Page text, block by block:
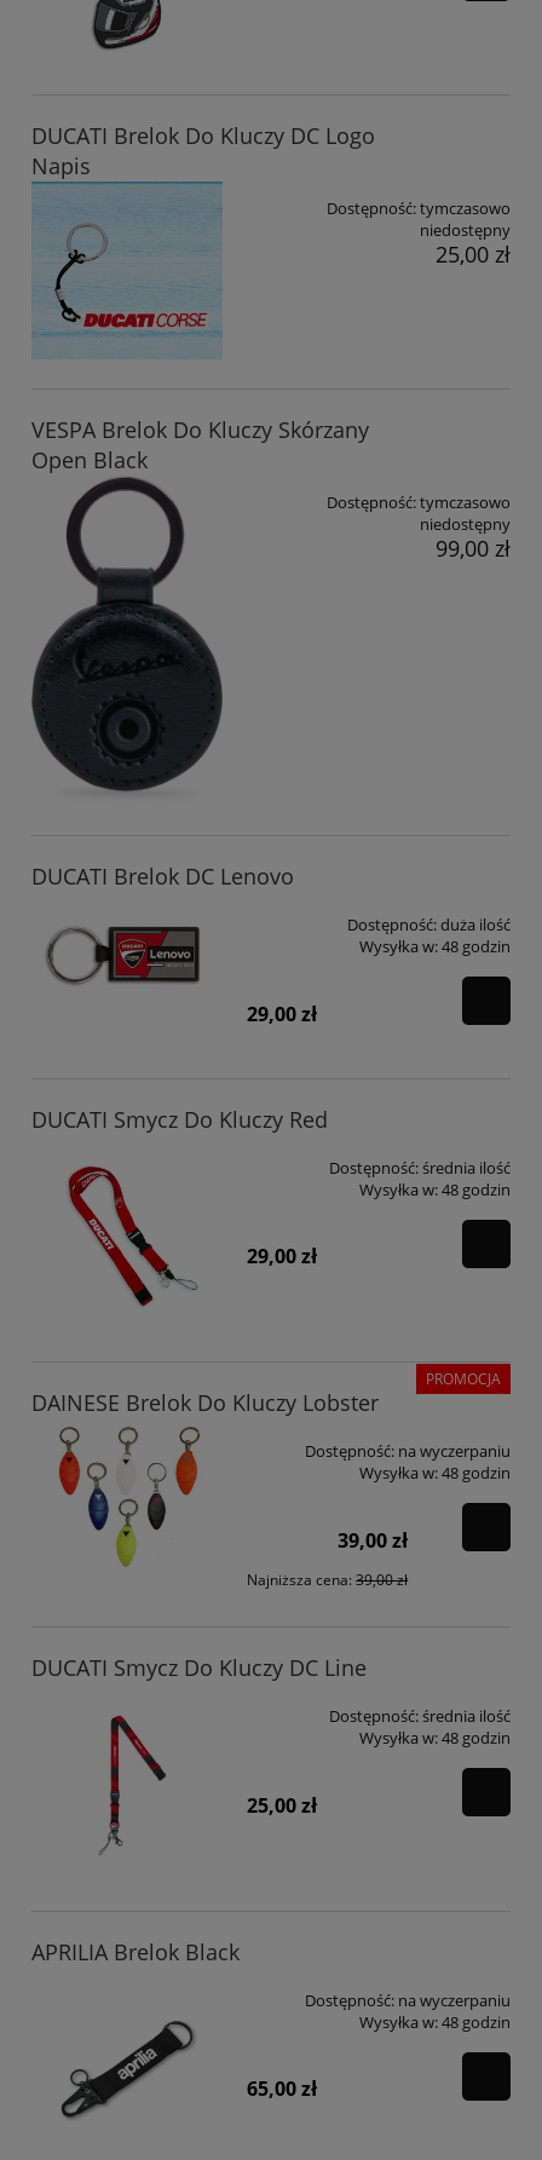
DUCATI Brelok Do Kluczy DC Logo
Napis
Dostępność:tymczasowo
niedostępny
25,00 zł
VESPA Brelok Do Kluczy Skórzany
Open Black
Dostępność:tymczasowo
niedostępny
99,00 zł
DUCATI Brelok DC Lenovo
Dostępność:duża ilość
Wysyłka w:48 godzin
29,00 zł
DUCATI Smycz Do Kluczy Red
Dostępność:średnia ilość
Wysyłka w:48 godzin
29,00 zł
DAINESE Brelok Do Kluczy Lobster
Dostępność: na wyczerpaniu
Wysyłka w:48 godzin
39,00 zł
Najniższa cena:39,00 zł
PROMOCJA
DUCATI Smycz Do Kluczy DC Line
Dostępność:średnia ilość
Wysyłka w:48 godzin
25,00 zł
APRILIA Brelok Black
Dostępność: na wyczerpaniu
Wysyłka w:48 godzin
65,00 zł